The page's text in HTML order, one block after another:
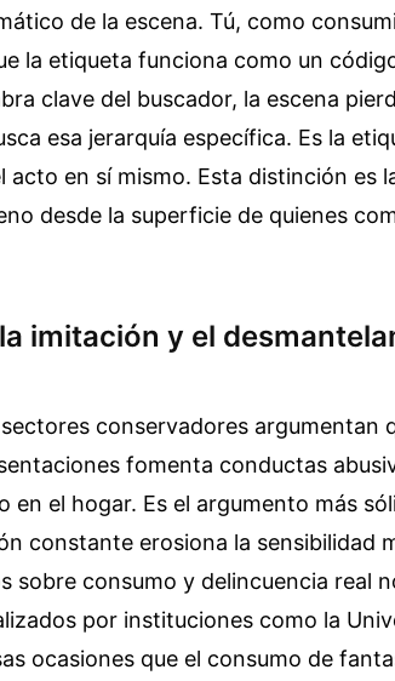
de la escena. Tú, como
la etiqueta funciona como un
clave del buscador, la escena
esa jerarquía específica. Es la
acto en sí mismo. Esta distinción es
desde la superficie de quienes
imitación y el
conservadores argumentan
fomenta conductas
en el hogar. Es el argumento más
constante erosiona la sensibilidad
sobre consumo y delincuencia real
por instituciones como la
ocasiones que el consumo de